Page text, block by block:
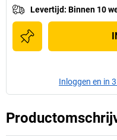
Levertijd: Binnen 10
Inloggen en in